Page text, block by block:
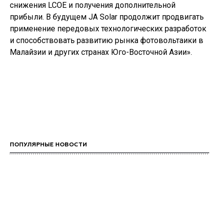
снижения LCOE и получения дополнительной
прибыли. В будущем JA Solar продолжит продвигать
применение передовых технологических разработок
и способствовать развитию рынка фотовольтаики в
Малайзии и других странах Юго-Восточной Азии».
ПОПУЛЯРНЫЕ НОВОСТИ